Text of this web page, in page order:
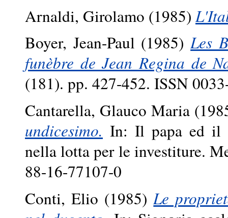
Arnaldi, Girolamo (1985)
Boyer, Jean-Paul (1985)Les
funèbre de Jean Regina de
(181). pp. 427-452. ISSN
Cantarella, Glauco Maria
undicesimo. In: Il papa ed il
nella lotta per le investiture.
88-16-77107-0
Conti, Elio (1985)Le